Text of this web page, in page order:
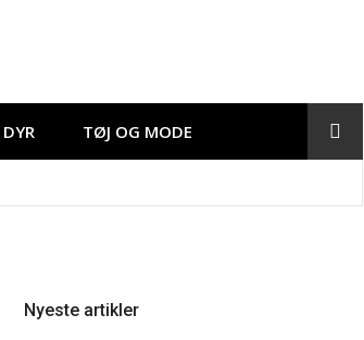
DYR TØJ OG MODE
Nyeste artikler